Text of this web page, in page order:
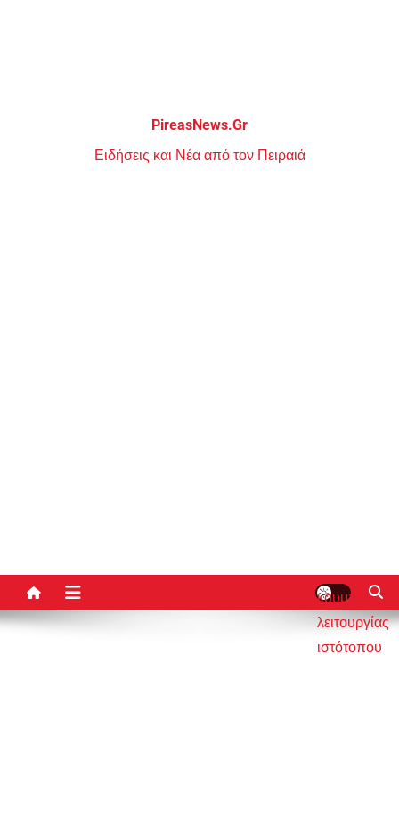
PireasNews.Gr
Ειδήσεις και Νέα από τον Πειραιά
κουμπί
λειτουργίας
ιστότοπου